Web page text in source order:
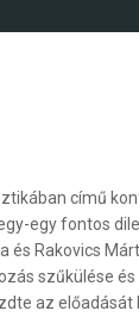
című
egy fontos
és Rakovics
szűkülése
az előadását